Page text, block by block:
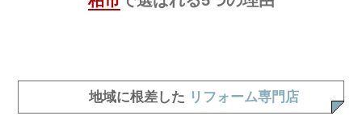
地域に根差した リフォーム専門店